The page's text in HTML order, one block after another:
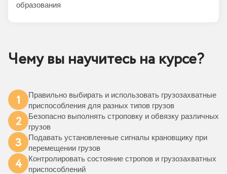
образования
Чему вы научитесь на курсе?
1
Правильно выбирать и использовать грузозахватные
приспособления для разных типов грузов
2
Безопасно выполнять строповку и обвязку различных
грузов
3
Подавать установленные сигналы крановщику при
перемещении грузов
4
Контролировать состояние стропов и грузозахватных
приспособлений